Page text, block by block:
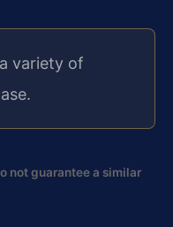
variety of
not guarantee a similar